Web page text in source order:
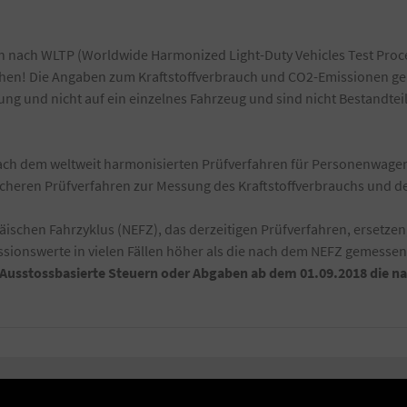
WLTP (Worldwide Harmonized Light-Duty Vehicles Test
Die Angaben zum Kraftstoffverbrauch und CO2-Emissionen
und nicht auf ein einzelnes Fahrzeug und sind nicht
dem weltweit harmonisierten Prüfverfahren für
Prüfverfahren zur Messung des Kraftstoffverbrauchs und
Fahrzyklus (NEFZ), das derzeitigen Prüfverfahren,
in vielen Fällen höher als die nach dem NEFZ
Steuern oder Abgaben ab dem 01.09.2018 die